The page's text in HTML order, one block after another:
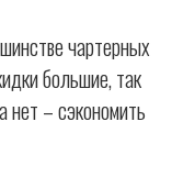
чартерных
большие, так
нет – сэкономить